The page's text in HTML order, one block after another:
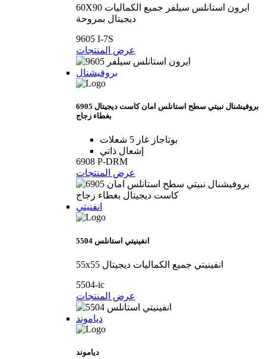
60X90 ايرون استانلس سيلفر جميع الكماليات
ديجيتال بمروحة
9605 I-7S
عرض المنتجات
بروفيشنال
6905 بروفيشنال نبيتي سطح استانلس امان كاست ديجيتال
بغطاء زجاج
بوتاجاز غاز 5 شعلات
6908 P-DRM
عرض المنتجات
انفنيتي
5504 انفينيتي استانلس
55x55 انفينيتي جميع الكماليات ديجيتال
5504-ic
عرض المنتجات
دياموند
دياموند